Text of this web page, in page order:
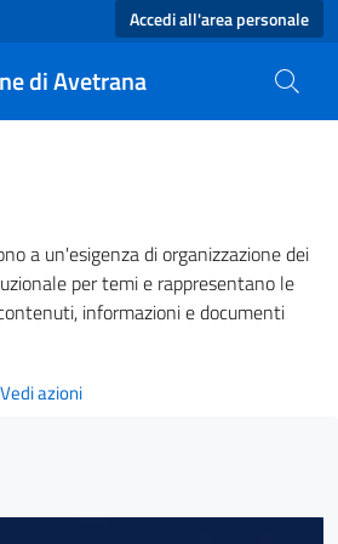
Accedi all'area personale
di Avetrana
di Avetrana
a un'esigenza di organizzazione dei
per temi e rappresentano le
informazioni e documenti
Vedi azioni